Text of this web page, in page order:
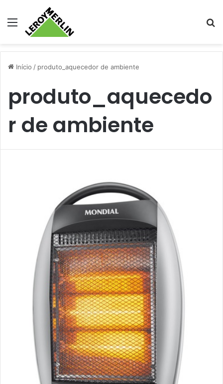
Menu
Início / produto_aquecedor de ambiente
produto_aquecedo
r de ambiente